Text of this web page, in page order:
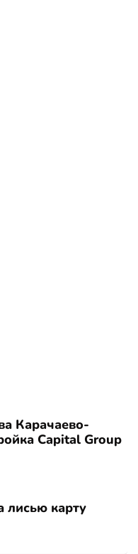
Карачаево-
Capital Group
лисью карту